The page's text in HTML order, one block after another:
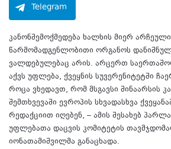
Telegram
კანონშემოქმედება ხალხის მიერ არჩეული
წარმომადგენლობითი ორგანოს
ვალდებულებაც არის. არცერთ
აქვს უფლება, ქვეყნის სუვერენიტეტში
როცა ვხედავთ, რომ მსგავსი შინაარსის
შემთხვევაში ევროპის სხვადასხვა
რედაქციით იღებენ, – ამის შესახებ
უფლებათა დაცვის კომიტეტის
იონათამიშვილმა განაცხადა.